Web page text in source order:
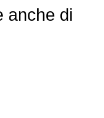
anche di